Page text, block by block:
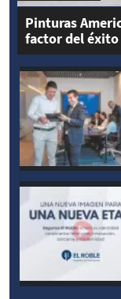
Pinturas
factor del